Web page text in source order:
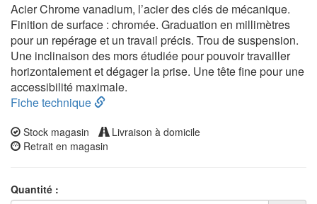
Acier Chrome vanadium, l’acier des clés de mécanique.
Finition de surface : chromée. Graduation en millimètres
pour un repérage et un travail précis. Trou de suspension.
Une inclinaison des mors étudiée pour pouvoir travailler
horizontalement et dégager la prise. Une tête fine pour une
accessibilité maximale.
Fiche technique
Stock magasin
Livraison à domicile
Retrait en magasin
Quantité :